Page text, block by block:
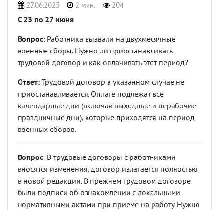
27.06.2025 2 мин. 204
С 23 по 27 июня
Вопрос: Работника вызвали на двухмесячные
военные сборы. Нужно ли приостанавливать
трудовой договор и как оплачивать этот период?
Ответ: Трудовой договор в указанном случае не
приостанавливается. Оплате подлежат все
календарные дни (включая выходные и нерабочие
праздничные дни), которые приходятся на период
военных сборов.
Вопрос: В трудовые договоры с работниками
вносятся изменения, договор излагается полностью
в новой редакции. В прежнем трудовом договоре
были подписи об ознакомлении с локальными
нормативными актами при приеме на работу. Нужно